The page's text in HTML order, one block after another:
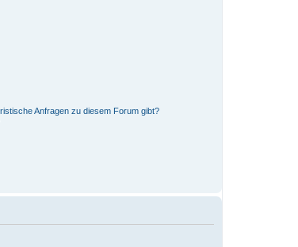
Anfragen zu diesem Forum gibt?